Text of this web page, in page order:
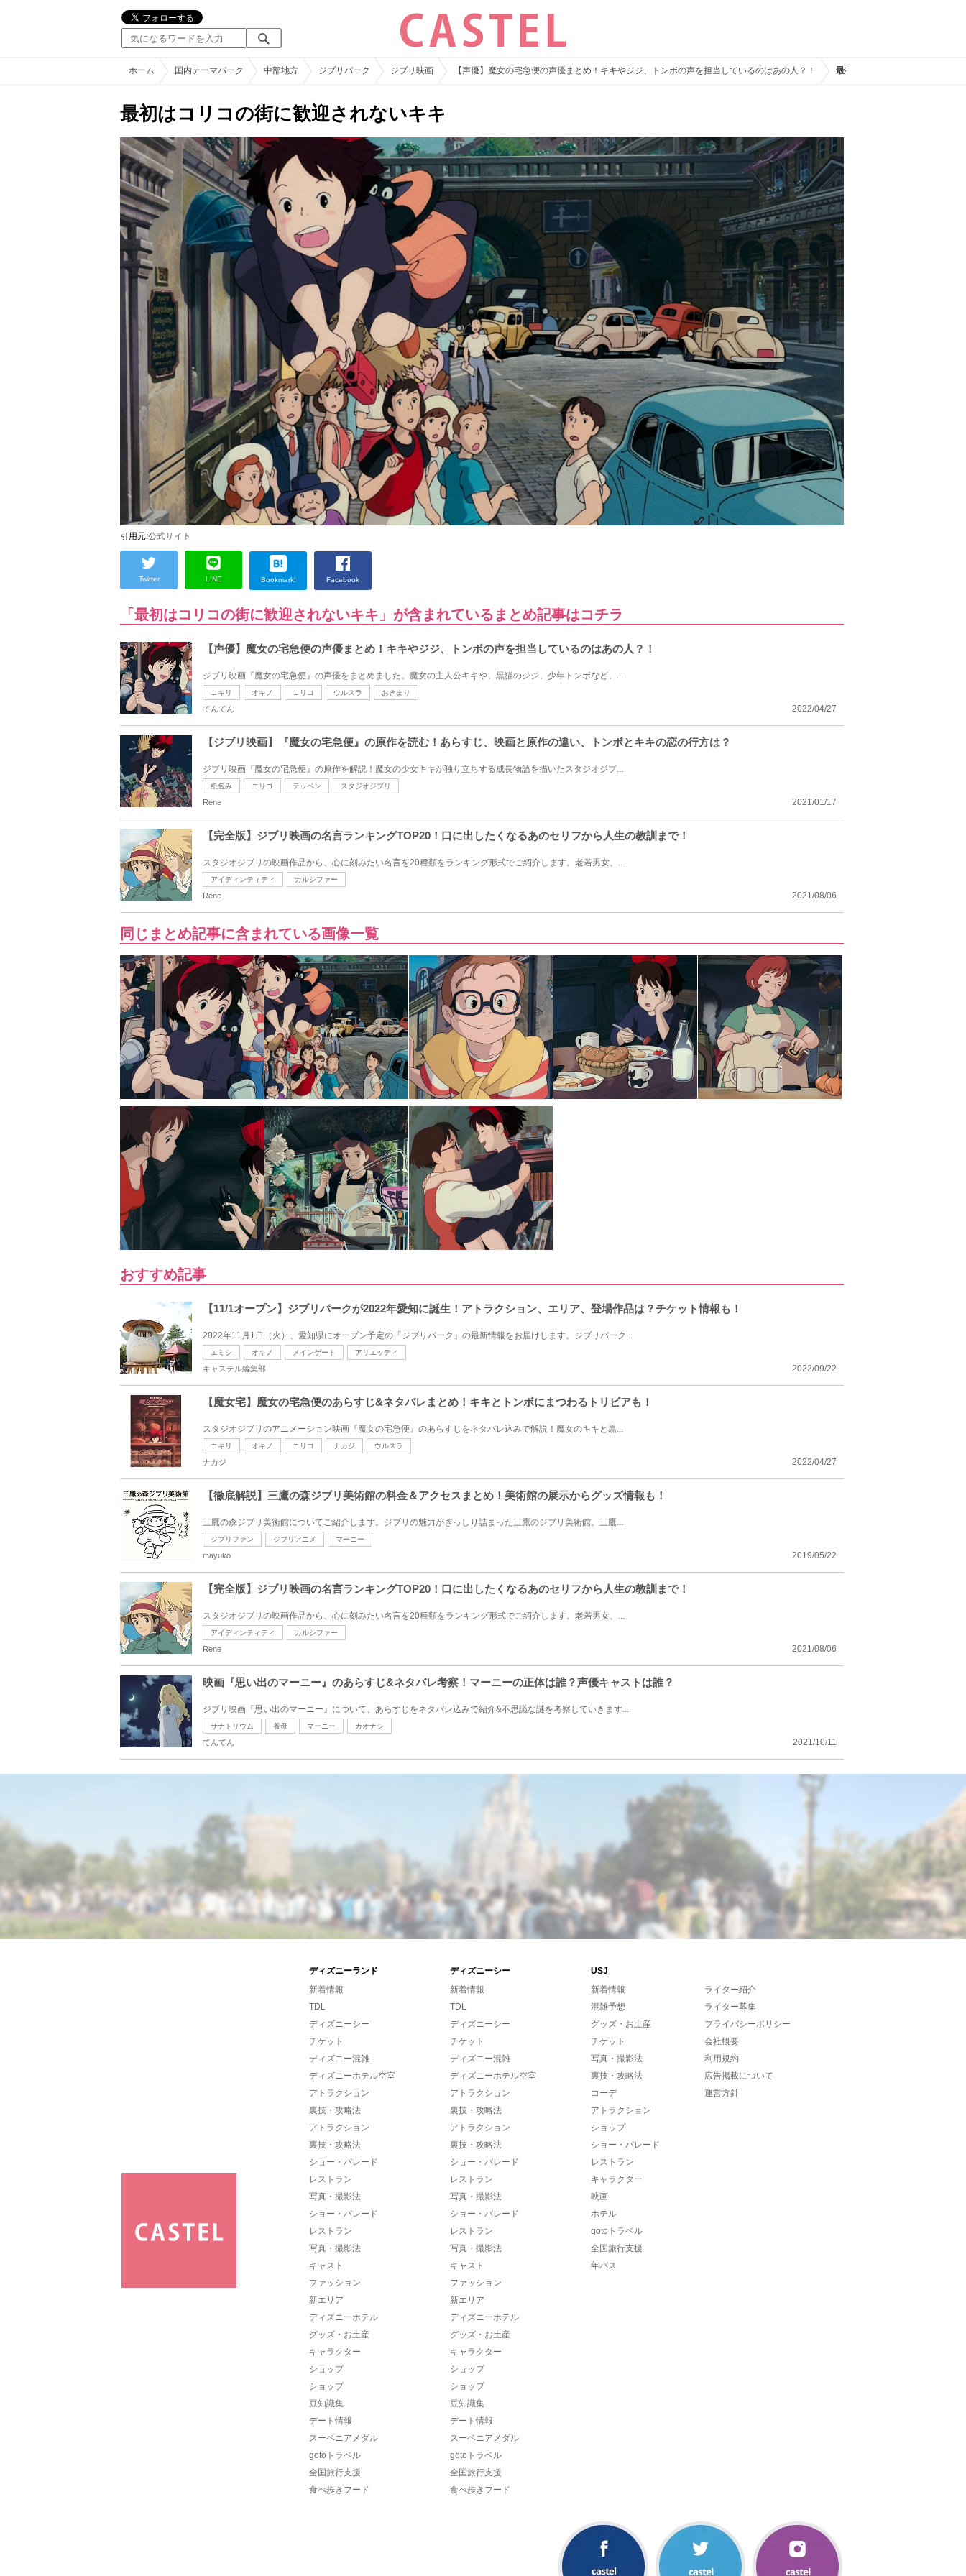
ホーム 国内テーマパーク 中部地方 ジブリパーク ジブリ映画 【声優】魔女の宅急便の声優まとめ！キキやジジ、トンボの声を担当しているのはあの人？！ 最初はコリコの街に歓迎されな
最初はコリコの街に歓迎されないキキ
引用元:公式サイト
Twitter LINE Bookmark! Facebook
「最初はコリコの街に歓迎されないキキ」が含まれているまとめ記事はコチラ
【声優】魔女の宅急便の声優まとめ！キキやジジ、トンボの声を担当しているのはあの人？！
ジブリ映画『魔女の宅急便』の声優をまとめました。魔女の主人公キキや、黒猫のジジ、少年トンボなど、...
コキリ オキノ コリコ ウルスラ おきまり
2022/04/27
てんてん
【ジブリ映画】『魔女の宅急便』の原作を読む！あらすじ、映画と原作の違い、トンボとキキの恋の行方は？
ジブリ映画『魔女の宅急便』の原作を解説！魔女の少女キキが独り立ちする成長物語を描いたスタジオジブ...
紙包み コリコ テッペン スタジオジブリ
2021/01/17
Rene
【完全版】ジブリ映画の名言ランキングTOP20！口に出したくなるあのセリフから人生の教訓まで！
スタジオジブリの映画作品から、心に刻みたい名言を20種類をランキング形式でご紹介します。老若男女、...
アイディンティティ カルシファー
2021/08/06
Rene
同じまとめ記事に含まれている画像一覧
おすすめ記事
【11/1オープン】ジブリパークが2022年愛知に誕生！アトラクション、エリア、登場作品は？チケット情報も！
2022年11月1日（火）、愛知県にオープン予定の「ジブリパーク」の最新情報をお届けします。ジブリパーク...
エミシ オキノ メインゲート アリエッティ
2022/09/22
キャステル編集部
【魔女宅】魔女の宅急便のあらすじ&ネタバレまとめ！キキとトンボにまつわるトリビアも！
スタジオジブリのアニメーション映画『魔女の宅急便』のあらすじをネタバレ込みで解説！魔女のキキと黒...
コキリ オキノ コリコ ナカジ ウルスラ
2022/04/27
ナカジ
【徹底解説】三鷹の森ジブリ美術館の料金＆アクセスまとめ！美術館の展示からグッズ情報も！
三鷹の森ジブリ美術館についてご紹介します。ジブリの魅力がぎっしり詰まった三鷹のジブリ美術館。三鷹...
ジブリファン ジブリアニメ マーニー
2019/05/22
mayuko
【完全版】ジブリ映画の名言ランキングTOP20！口に出したくなるあのセリフから人生の教訓まで！
スタジオジブリの映画作品から、心に刻みたい名言を20種類をランキング形式でご紹介します。老若男女、...
アイディンティティ カルシファー
2021/08/06
Rene
映画『思い出のマーニー』のあらすじ&ネタバレ考察！マーニーの正体は誰？声優キャストは誰？
ジブリ映画『思い出のマーニー』について、あらすじをネタバレ込みで紹介&不思議な謎を考察していきます...
サナトリウム 養母 マーニー カオナシ
2021/10/11
てんてん
ディズニーランド ディズニーシー
USJ
新着情報
TDL
ディズニーシー
チケット
ディズニー混雑
ディズニーホテル空室
アトラクション
裏技・攻略法
アトラクション
裏技・攻略法
ショー・パレード
レストラン
写真・撮影法
ショー・パレード
レストラン
写真・撮影法
キャスト
ファッション
新エリア
ディズニーホテル
グッズ・お土産
キャラクター
ショップ
ショップ
豆知識集
デート情報
スーベニアメダル
gotoトラベル
全国旅行支援
食べ歩きフード
新着情報
TDL
ディズニーシー
チケット
ディズニー混雑
ディズニーホテル空室
アトラクション
裏技・攻略法
アトラクション
裏技・攻略法
ショー・パレード
レストラン
写真・撮影法
ショー・パレード
レストラン
写真・撮影法
キャスト
ファッション
新エリア
ディズニーホテル
グッズ・お土産
キャラクター
ショップ
ショップ
豆知識集
デート情報
スーベニアメダル
gotoトラベル
全国旅行支援
食べ歩きフード
新着情報
混雑予想
グッズ・お土産
チケット
写真・撮影法
裏技・攻略法
コーデ
アトラクション
ショップ
ショー・パレード
レストラン
キャラクター
映画
ホテル
gotoトラベル
全国旅行支援
年パス
ライター紹介
ライター募集
プライバシーポリシー
会社概要
利用規約
広告掲載について
運営方針